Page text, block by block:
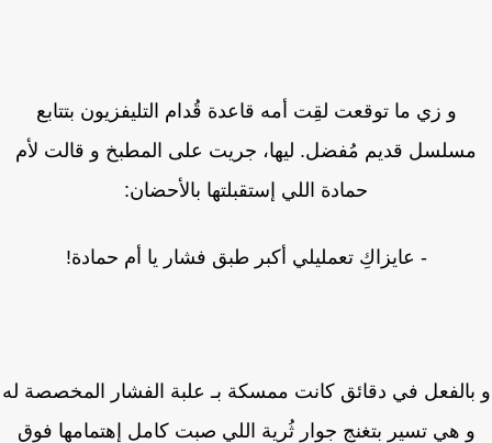
و زي ما توقعت لقِت أمه قاعدة قُدام التليفزيون بتتابع
قديم مُفضل. ليها، جريت على المطبخ و قالت لأم
حمادة اللي إستقبلتها بالأحضان:
- عايزاكِ تعمليلي أكبر طبق فشار يا أم حمادة!
في دقائق كانت ممسكة بـ علبة الفشار المخصصة له
هي تسير بتغنج جوار ثُرية اللي صبت كامل إهتمامها فوق